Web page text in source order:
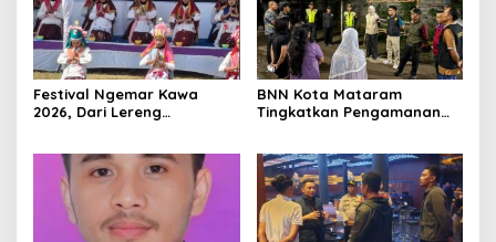
Festival Ngemar Kawa
2026, Dari Lereng
BNN Kota Mataram
Tingkatkan Pengamanan